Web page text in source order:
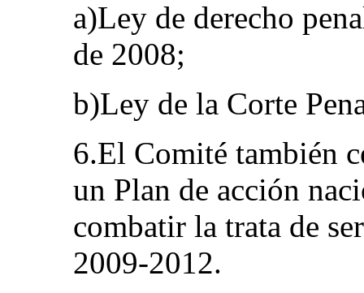
a)Ley de derecho
de 2008;
b)Ley de la Corte
6.El Comité también
un Plan de acción
combatir la trata de
2009-2012.